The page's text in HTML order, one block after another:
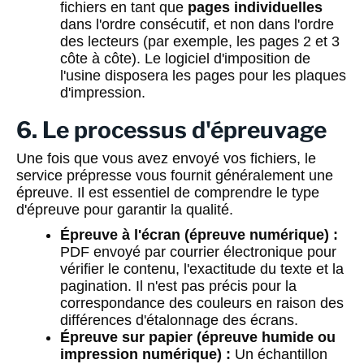
fichiers en tant que pages individuelles
dans l'ordre consécutif, et non dans l'ordre
des lecteurs (par exemple, les pages 2 et 3
côte à côte). Le logiciel d'imposition de
l'usine disposera les pages pour les plaques
d'impression.
6. Le processus d'épreuvage
Une fois que vous avez envoyé vos fichiers, le
service prépresse vous fournit généralement une
épreuve. Il est essentiel de comprendre le type
d'épreuve pour garantir la qualité.
Épreuve à l'écran (épreuve numérique) :
PDF envoyé par courrier électronique pour
vérifier le contenu, l'exactitude du texte et la
pagination. Il n'est pas précis pour la
correspondance des couleurs en raison des
différences d'étalonnage des écrans.
Épreuve sur papier (épreuve humide ou
impression numérique) : Un échantillon